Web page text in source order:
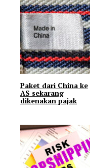
Paket dari China ke
AS sekarang
dikenakan pajak